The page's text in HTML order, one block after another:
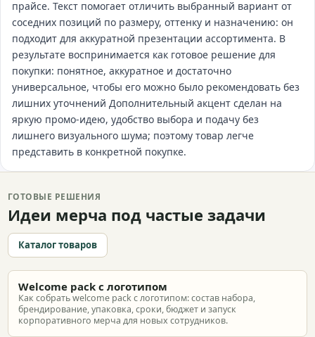
прайсе. Текст помогает отличить выбранный вариант от
соседних позиций по размеру, оттенку и назначению: он
подходит для аккуратной презентации ассортимента. В
результате воспринимается как готовое решение для
покупки: понятное, аккуратное и достаточно
универсальное, чтобы его можно было рекомендовать без
лишних уточнений Дополнительный акцент сделан на
яркую промо-идею, удобство выбора и подачу без
лишнего визуального шума; поэтому товар легче
представить в конкретной покупке.
ГОТОВЫЕ РЕШЕНИЯ
Идеи мерча под частые задачи
Каталог товаров
Welcome pack с логотипом
Как собрать welcome pack с логотипом: состав набора,
брендирование, упаковка, сроки, бюджет и запуск
корпоративного мерча для новых сотрудников.